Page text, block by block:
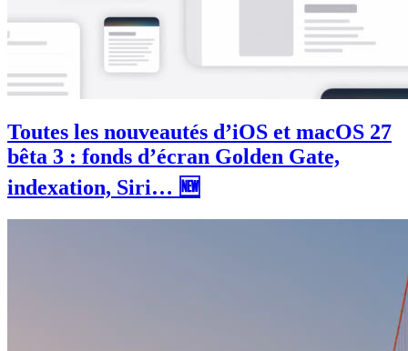
Toutes les nouveautés d’iOS et macOS 27
bêta 3 : fonds d’écran Golden Gate,
indexation, Siri… 🆕